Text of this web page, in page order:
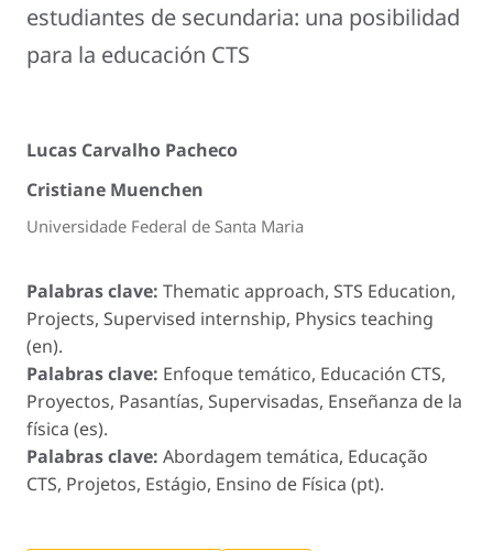
estudiantes de secundaria: una posibilidad
para la educación CTS
Lucas Carvalho Pacheco
Cristiane Muenchen
Universidade Federal de Santa Maria
Palabras clave: Thematic approach, STS Education,
Projects, Supervised internship, Physics teaching
(en).
Palabras clave: Enfoque temático, Educación CTS,
Proyectos, Pasantías, Supervisadas, Enseñanza de la
física (es).
Palabras clave: Abordagem temática, Educação
CTS, Projetos, Estágio, Ensino de Física (pt).